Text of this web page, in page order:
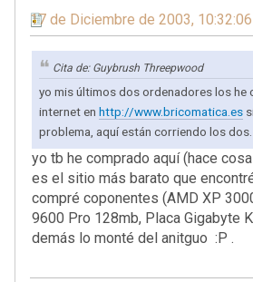
17 de Diciembre de 2003,
Cita de: Guybrush Threepwood
yo mis últimos dos ordenadores los he
internet en http://www.bricomatica.es
problema, aquí están corriendo los dos.
yo tb he comprado aquí (hace
es el sitio más barato que
compré coponentes (AMD XP
9600 Pro 128mb, Placa Gigabyte
demás lo monté del anitguo :P .